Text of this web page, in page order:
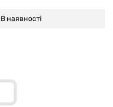
В наявності